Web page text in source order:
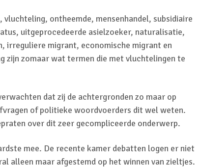
vluchteling, ontheemde, mensenhandel, subsidiaire
uitgeprocedeerde asielzoeker, naturalisatie,
irreguliere migrant, economische migrant en
zijn zomaar wat termen die met vluchtelingen te
dat zij de achtergronden zo maar op
of politieke woordvoerders dit wel weten.
over dit zeer gecompliceerde onderwerp.
mee. De recente kamer debatten logen er niet
alleen maar afgestemd op het winnen van zieltjes.